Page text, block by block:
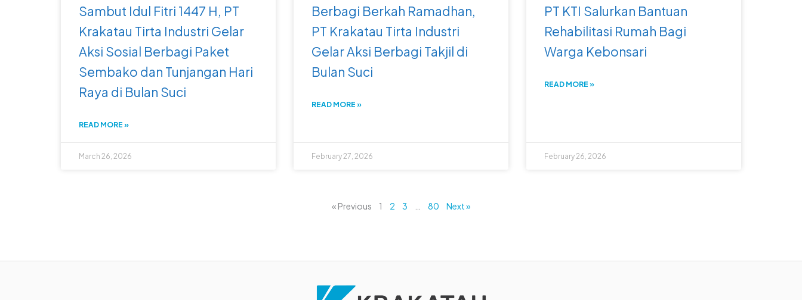
Sambut Idul Fitri 1447 H, PT
Krakatau Tirta Industri Gelar
Aksi Sosial Berbagi Paket
Sembako dan Tunjangan Hari
Raya di Bulan Suci
READ MORE »
March 26, 2026
Berbagi Berkah Ramadhan,
PT Krakatau Tirta Industri
Gelar Aksi Berbagi Takjil di
Bulan Suci
READ MORE »
February 27, 2026
PT KTI Salurkan Bantuan
Rehabilitasi Rumah Bagi
Warga Kebonsari
READ MORE »
February 26, 2026
« Previous 1 2 3 80 Next »